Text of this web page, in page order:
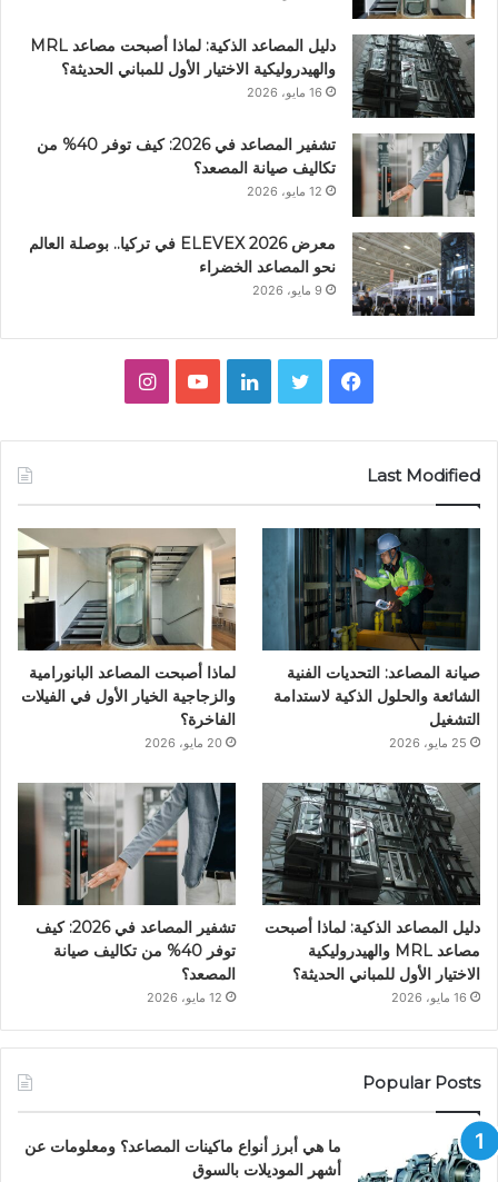
دليل المصاعد الذكية: لماذا أصبحت مصاعد MRL
والهيدروليكية الاختيار الأول للمباني الحديثة؟
16 مايو، 2026
تشفير المصاعد في 2026: كيف توفر 40% من
تكاليف صيانة المصعد؟
12 مايو، 2026
معرض ELEVEX 2026 في تركيا.. بوصلة العالم
نحو المصاعد الخضراء
9 مايو، 2026
ب
و
ك
ت
ر
ك
د
إ
ن
ي
و
ت
ق
ر
ا
م
Last Modified
صيانة المصاعد: التحديات الفنية
الشائعة والحلول الذكية لاستدامة
التشغيل
25 مايو، 2026
لماذا أصبحت المصاعد البانورامية
والزجاجية الخيار الأول في الفيلات
الفاخرة؟
20 مايو، 2026
دليل المصاعد الذكية: لماذا أصبحت
مصاعد MRL والهيدروليكية
الاختيار الأول للمباني الحديثة؟
16 مايو، 2026
تشفير المصاعد في 2026: كيف
توفر 40% من تكاليف صيانة
المصعد؟
12 مايو، 2026
Popular Posts
ما هي أبرز أنواع ماكينات المصاعد؟ ومعلومات عن
أشهر الموديلات بالسوق